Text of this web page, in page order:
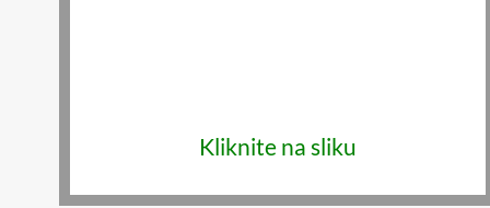
Kliknite na sliku